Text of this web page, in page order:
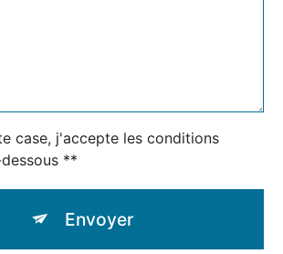
case, j'accepte les conditions
**
Envoyer